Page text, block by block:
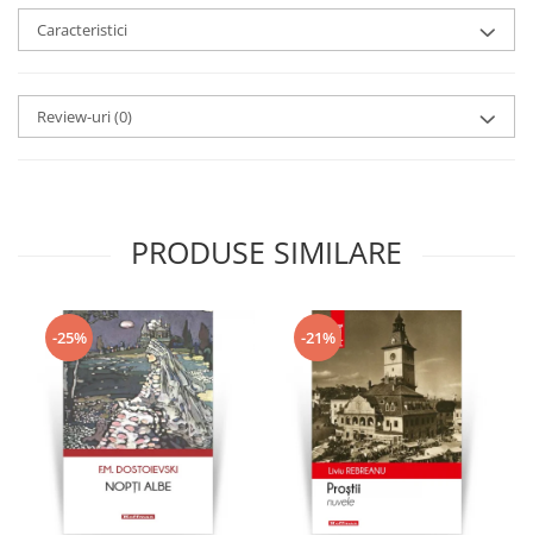
Caracteristici
Review-uri(0)
PRODUSE SIMILARE
-25% -21%